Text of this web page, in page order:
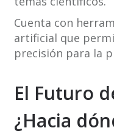
Cuenta con
artificial que
precisión para la
El Futuro
¿Hacia